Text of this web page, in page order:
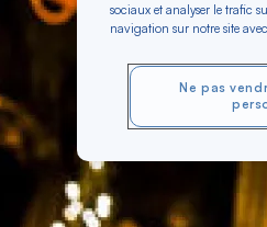
sociaux et analyser le trafic
navigation sur notre site
Ne pas